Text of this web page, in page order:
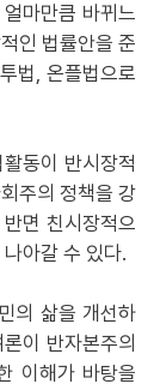
마만큼 바뀌느
인 법률안을 준
법, 온플법으로
동이 반시장적
주의 정책을 강
면 친시장적으
아갈 수 있다.
의 삶을 개선하
이 반자본주의
이해가 바탕을